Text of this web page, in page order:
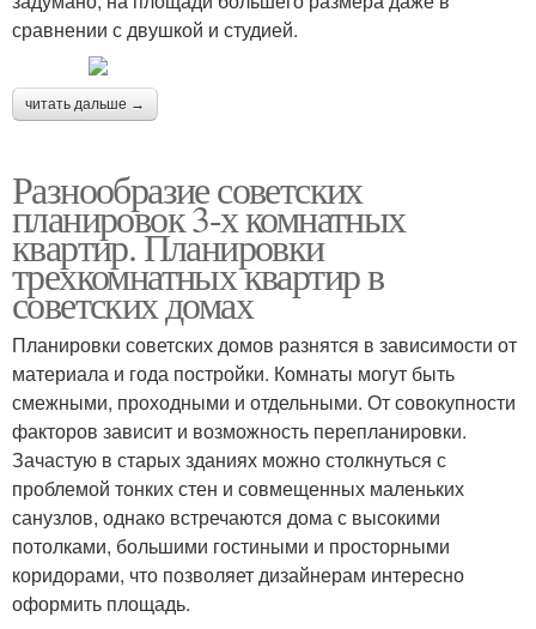
сравнении с двушкой и студией.
читать дальше →
Разнообразие советских
планировок 3-х комнатных
квартир. Планировки
трехкомнатных квартир в
советских домах
Планировки советских домов разнятся в зависимости от
материала и года постройки. Комнаты могут быть
смежными, проходными и отдельными. От совокупности
факторов зависит и возможность перепланировки.
Зачастую в старых зданиях можно столкнуться с
проблемой тонких стен и совмещенных маленьких
санузлов, однако встречаются дома с высокими
потолками, большими гостиными и просторными
коридорами, что позволяет дизайнерам интересно
оформить площадь.